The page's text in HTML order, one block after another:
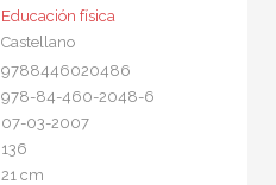
Educación física
Castellano
9788446020486
978-84-460-2048-6
07-03-2007
136
21 cm